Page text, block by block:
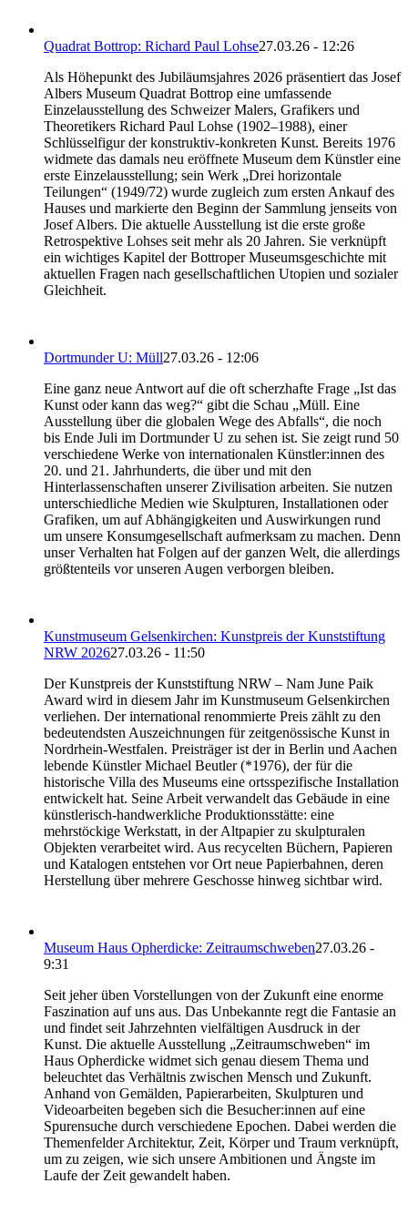
Quadrat Bottrop: Richard Paul Lohse27.03.26 - 12:26
Als Höhepunkt des Jubiläumsjahres 2026 präsentiert das Josef
Albers Museum Quadrat Bottrop eine umfassende
Einzelausstellung des Schweizer Malers, Grafikers und
Theoretikers Richard Paul Lohse (1902–1988), einer
Schlüsselfigur der konstruktiv-konkreten Kunst. Bereits 1976
widmete das damals neu eröffnete Museum dem Künstler eine
erste Einzelausstellung; sein Werk „Drei horizontale
Teilungen“ (1949/72) wurde zugleich zum ersten Ankauf des
Hauses und markierte den Beginn der Sammlung jenseits von
Josef Albers. Die aktuelle Ausstellung ist die erste große
Retrospektive Lohses seit mehr als 20 Jahren. Sie verknüpft
ein wichtiges Kapitel der Bottroper Museumsgeschichte mit
aktuellen Fragen nach gesellschaftlichen Utopien und sozialer
Gleichheit.
Dortmunder U: Müll27.03.26 - 12:06
Eine ganz neue Antwort auf die oft scherzhafte Frage „Ist das
Kunst oder kann das weg?“ gibt die Schau „Müll. Eine
Ausstellung über die globalen Wege des Abfalls“, die noch
bis Ende Juli im Dortmunder U zu sehen ist. Sie zeigt rund 50
verschiedene Werke von internationalen Künstler:innen des
20. und 21. Jahrhunderts, die über und mit den
Hinterlassenschaften unserer Zivilisation arbeiten. Sie nutzen
unterschiedliche Medien wie Skulpturen, Installationen oder
Grafiken, um auf Abhängigkeiten und Auswirkungen rund
um unsere Konsumgesellschaft aufmerksam zu machen. Denn
unser Verhalten hat Folgen auf der ganzen Welt, die allerdings
größtenteils vor unseren Augen verborgen bleiben.
Kunstmuseum Gelsenkirchen: Kunstpreis der Kunststiftung
NRW 202627.03.26 - 11:50
Der Kunstpreis der Kunststiftung NRW – Nam June Paik
Award wird in diesem Jahr im Kunstmuseum Gelsenkirchen
verliehen. Der international renommierte Preis zählt zu den
bedeutendsten Auszeichnungen für zeitgenössische Kunst in
Nordrhein-Westfalen. Preisträger ist der in Berlin und Aachen
lebende Künstler Michael Beutler (*1976), der für die
historische Villa des Museums eine ortsspezifische Installation
entwickelt hat. Seine Arbeit verwandelt das Gebäude in eine
künstlerisch-handwerkliche Produktionsstätte: eine
mehrstöckige Werkstatt, in der Altpapier zu skulpturalen
Objekten verarbeitet wird. Aus recycelten Büchern, Papieren
und Katalogen entstehen vor Ort neue Papierbahnen, deren
Herstellung über mehrere Geschosse hinweg sichtbar wird.
Museum Haus Opherdicke: Zeitraumschweben27.03.26 -
9:31
Seit jeher üben Vorstellungen von der Zukunft eine enorme
Faszination auf uns aus. Das Unbekannte regt die Fantasie an
und findet seit Jahrzehnten vielfältigen Ausdruck in der
Kunst. Die aktuelle Ausstellung „Zeitraumschweben“ im
Haus Opherdicke widmet sich genau diesem Thema und
beleuchtet das Verhältnis zwischen Mensch und Zukunft.
Anhand von Gemälden, Papierarbeiten, Skulpturen und
Videoarbeiten begeben sich die Besucher:innen auf eine
Spurensuche durch verschiedene Epochen. Dabei werden die
Themenfelder Architektur, Zeit, Körper und Traum verknüpft,
um zu zeigen, wie sich unsere Ambitionen und Ängste im
Laufe der Zeit gewandelt haben.